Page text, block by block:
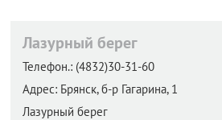
Лазурный берег
Телефон.: (4832)30-31-60
Адрес: Брянск,б-р Гагарина, 1
Лазурный берег